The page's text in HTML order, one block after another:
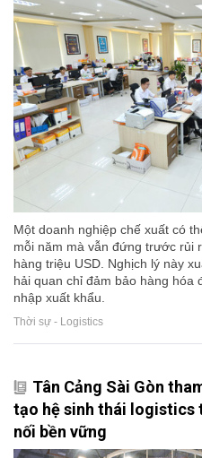
Một doanh nghiệp chế xuất có
mỗi năm mà vẫn đứng trước rủi
hàng triệu USD. Nghịch lý này
hải quan chỉ đảm bảo hàng hóa
nhập xuất khẩu.
Thời sự - Logistics
Tân Cảng Sài Gòn
tạo hệ sinh thái logistics
nối bền vững